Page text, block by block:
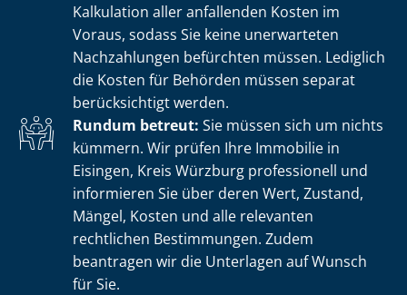
Kalkulation aller anfallenden Kosten im
Voraus, sodass Sie keine unerwarteten
Nachzahlungen befürchten müssen. Lediglich
die Kosten für Behörden müssen separat
berücksichtigt werden.
Rundum betreut: Sie müssen sich um nichts
kümmern. Wir prüfen Ihre Immobilie in
Eisingen, Kreis Würzburg professionell und
informieren Sie über deren Wert, Zustand,
Mängel, Kosten und alle relevanten
rechtlichen Bestimmungen. Zudem
beantragen wir die Unterlagen auf Wunsch
für Sie.